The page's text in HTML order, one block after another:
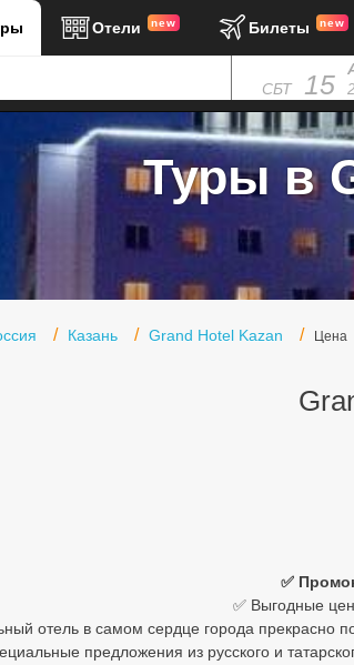
Отели new Билеты new
СБТ 15
Туры в
Казань Grand Hotel Kazan Цена
✅
✅ Выгодные
отель в самом сердце города прекрасно
предложения из русского и